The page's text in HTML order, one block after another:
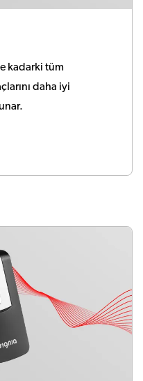
kadarki tüm
daha iyi